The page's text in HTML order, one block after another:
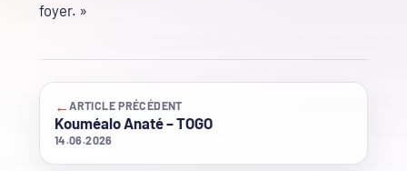
foyer. »
←ARTICLE PRÉCÉDENT
Kouméalo Anaté – TOGO
14.06.2026